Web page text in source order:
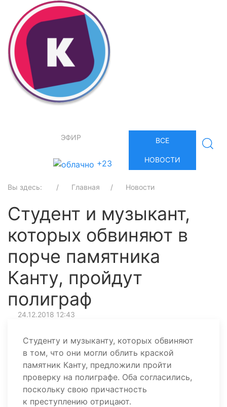
ЭФИР
+23
ВСЕ
НОВОСТИ
Вы здесь: Главная Новости
Студент и музыкант,
которых обвиняют в
порче памятника
Канту, пройдут
полиграф
24.12.2018 12:43
Студенту и музыканту, которых обвиняют
в том, что они могли облить краской
памятник Канту, предложили пройти
проверку на полиграфе. Оба согласились,
поскольку свою причастность
к преступлению отрицают.